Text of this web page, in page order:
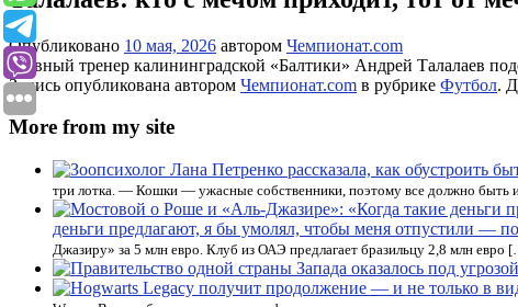
Опубликовано 10 мая, 2026 автором Чемпионат.com
Главный тренер калининградской «Балтики» Андрей Талалаев
Запись опубликована автором Чемпионат.com в рубрике Футбол.
More from my site
три лотка. — Кошки — ужасные собственники, поэтому все должно
деньги предлагают, я бы умолял, чтобы меня отпустили —
Джазиру» за 5 млн евро. Клуб из ОАЭ предлагает бразильцу 2,8 млн евро